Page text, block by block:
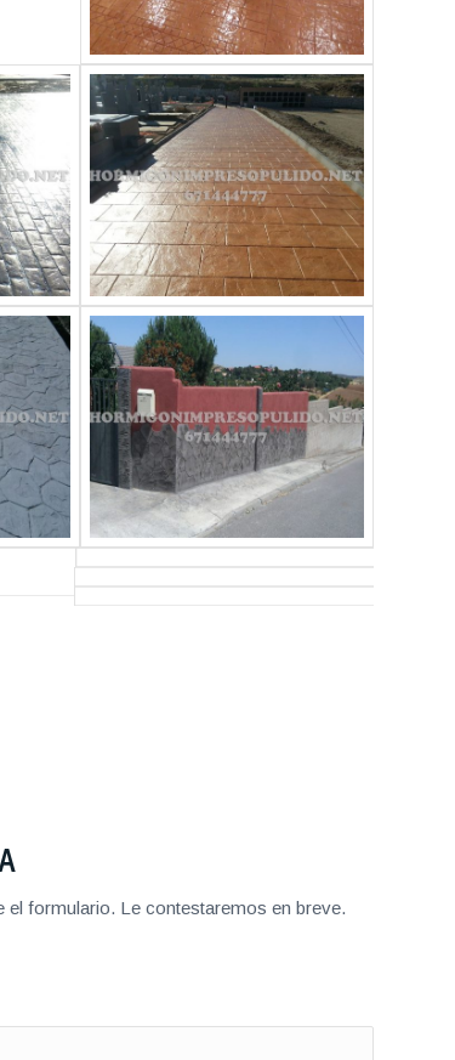
formulario. Le contestaremos en breve.